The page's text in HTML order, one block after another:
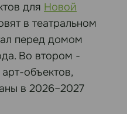
для Новой
в театральном
перед домом
Во втором -
объектов,
в 2026–2027